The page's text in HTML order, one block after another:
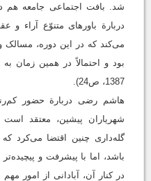
شد. بافت اجتماعی جامعه هم
دربارة باورهای متنوّع آراء و
می‌کند که در این دوره، مسالک
بود و احتمالاً در همین زمان
1387، ص24).
هاشم رضی دربارة حضور
شهریاران پیشین، معتقد
گله‌داری چنین اقتضا می‌کرد
باشد، اما با پیشرفت و
در کنار آن، آبادانی از امور